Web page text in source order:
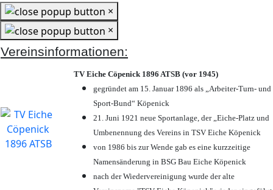
×
×
Vereinsinformationen:
TV Eiche Cöpenick 1896 ATSB (vor 1945)
gegründet am 15. Januar 1896 als „Arbeiter-Turn- und
Sport-Bund“ Köpenick
21. Juni 1921 neue Sportanlage, der „Eiche-Platz und
Umbenennung des Vereins in TSV Eiche Köpenick
von 1986 bis zur Wende gab es eine kurzzeitige
Namensänderung in BSG Bau Eiche Köpenick
nach der Wiedervereinigung wurde der alte